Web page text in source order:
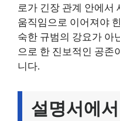
로가 긴장 관계 안에서
움직임으로 이어져야
숙한 규범의 강요가 아
으로 한 진보적인 공존
니다.
설명서에